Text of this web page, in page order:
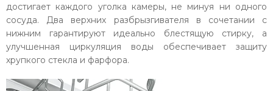
достигает каждого уголка камеры, не минуя ни одного
сосуда. Два верхних разбрызгивателя в сочетании с
нижним гарантируют идеально блестящую стирку, а
улучшенная циркуляция воды обеспечивает защиту
хрупкого стекла и фарфора.